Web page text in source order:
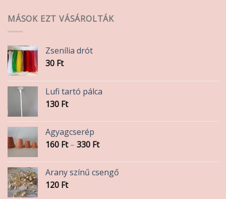
MÁSOK EZT VÁSÁROLTÁK
Zsenília drót
30 Ft
Lufi tartó pálca
130 Ft
Agyagcserép
160 Ft – 330 FtÁrtartomány:
-
330 Ft
Arany színű csengő
120 Ft